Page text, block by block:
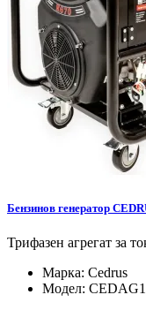
Бензинов генератор
Трифазен агрегат за
Марка: Cedrus
Модел: